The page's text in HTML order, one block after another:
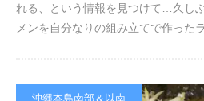
れる、という情報を見つけて…久し
メンを自分なりの組み立てで作った
沖縄本島南部＆以南